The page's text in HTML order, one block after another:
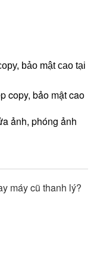
bảo mật cao tại
copy, bảo mật cao
ảnh, phóng ảnh